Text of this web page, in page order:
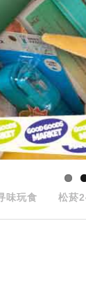
味玩食 松菸